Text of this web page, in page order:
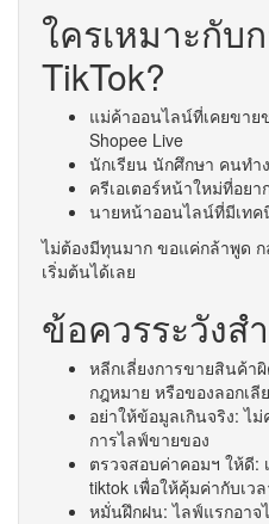
ใครเหมาะกับ
TikTok?
แม่ค้าออนไลน์ที่เคยขาย
Shopee Live
นักเรียน นักศึกษา คนทำ
ครีเอเตอร์หน้าใหม่ที่อย
นายหน้าออนไลน์ที่มีเทค
ไม่ต้องมีทุนมาก ขอแค่กล้าพูด
เริ่มต้นได้เลย
ข้อควรระวังส
หลีกเลี่ยงการขายสินค้
กฎหมาย หรือของลอกเลี
อย่าให้ข้อมูลเกินจริง: ไ
การไลฟ์ขายของ
ตรวจสอบค่าคอมฯ ให้ดี:
tiktok เพื่อให้คุ้มค่ากับเว
หมั่นฝึกฝน: ไลฟ์แรกอาจ